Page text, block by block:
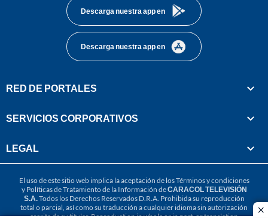
Descarga nuestra app en
Descarga nuestra app en
RED DE PORTALES
SERVICIOS CORPORATIVOS
LEGAL
El uso de este sitio web implica la aceptación de losTérminos y condiciones
y Políticas de Tratamiento de la Información deCARACOL TELEVISIÓN
S.A.Todos los Derechos Reservados D.R.A. Prohibida su reproducción
total o parcial, así como su traducción a cualquier idioma sin autorización
escrita de su titular. Reproduction in whole or in part, or translation